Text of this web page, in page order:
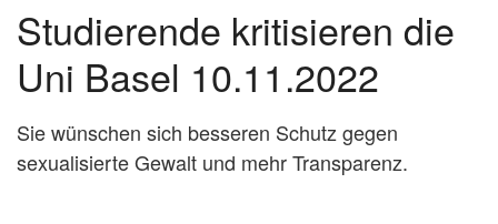
Studierende kritisieren die
Uni Basel 10.11.2022
Sie wünschen sich besseren Schutz gegen
sexualisierte Gewalt und mehr Transparenz.